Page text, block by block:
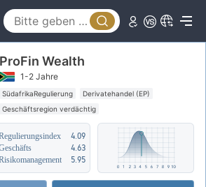
ProFin Wealth
1-2 Jahre
SüdafrikaRegulierung
Derivatehandel (EP)
Geschäftsregion verdächtig
Mittleres potenzielles Risiko
4.09
4.63
5.95